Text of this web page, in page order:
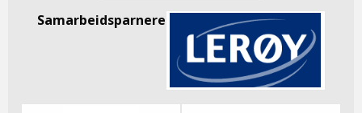
Samarbeidsparnere